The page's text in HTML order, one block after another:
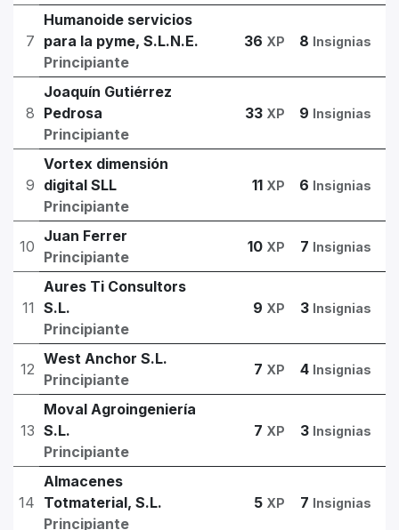
7
Humanoide servicios
para la pyme, S.L.N.E.
Principiante
36 XP 8 Insignias
8
Joaquín Gutiérrez
Pedrosa
Principiante
33 XP 9 Insignias
9
Vortex dimensión
digital SLL
Principiante
11 XP 6 Insignias
10
Juan Ferrer
Principiante
10 XP 7 Insignias
11
Aures Ti Consultors
S.L.
Principiante
9 XP 3 Insignias
12
West Anchor S.L.
Principiante
7 XP 4 Insignias
13
Moval Agroingeniería
S.L.
Principiante
7 XP 3 Insignias
14
Almacenes
Totmaterial, S.L.
Principiante
5 XP 7 Insignias